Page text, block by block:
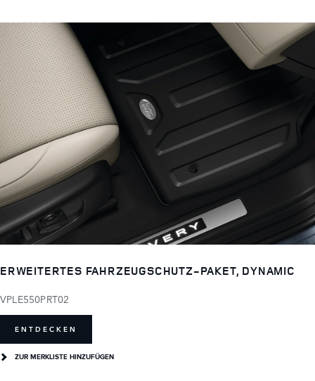
ERWEITERTES FAHRZEUGSCHUTZ-PAKET, DYNAMIC
VPLE550PRT02
ENTDECKEN
ZUR MERKLISTE HINZUFÜGEN